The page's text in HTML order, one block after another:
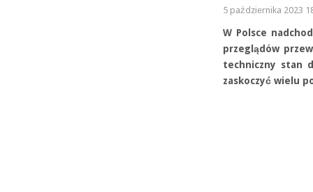
5 października 2023
W Polsce
przeglądów
techniczny stan
zaskoczyć wielu